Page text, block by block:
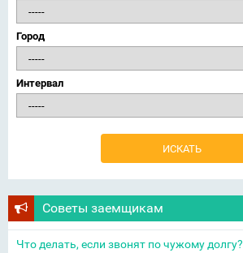
Город
Интервал
Советы заемщикам
Что делать, если звонят по чужому долгу?